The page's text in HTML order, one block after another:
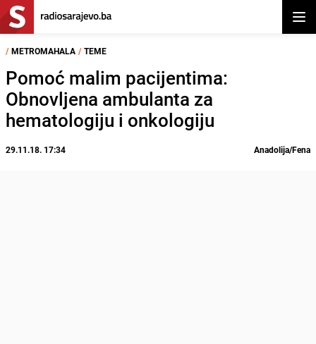
/ METROMAHALA / TEME
Pomoć malim pacijentima:
Obnovljena ambulanta za
hematologiju i onkologiju
29.11.18. 17:34 Anadolija/Fena